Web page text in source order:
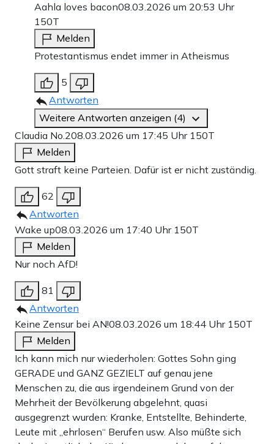
Aahla loves bacon08.03.2026 um 20:53 Uhr
150T
Melden
Protestantismus endet immer in Atheismus
5
Antworten
Weitere Antworten anzeigen (4)
Claudia No.208.03.2026 um 17:45 Uhr 150T
Melden
Gott straft keine Parteien. Dafür ist er nicht zuständig.
62
Antworten
Wake up08.03.2026 um 17:40 Uhr 150T
Melden
Nur noch AfD!
81
Antworten
Keine Zensur bei AN!08.03.2026 um 18:44 Uhr 150T
Melden
Ich kann mich nur wiederholen: Gottes Sohn ging
GERADE und GANZ GEZIELT auf genau jene
Menschen zu, die aus irgendeinem Grund von der
Mehrheit der Bevölkerung abgelehnt, quasi
ausgegrenzt wurden: Kranke, Entstellte, Behinderte,
Leute mit „ehrlosen“ Berufen usw. Also müßte sich